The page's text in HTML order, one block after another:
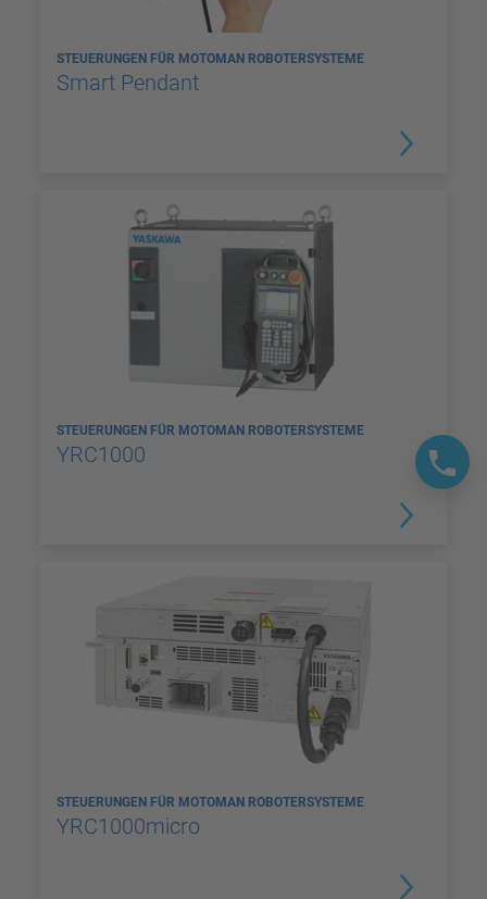
STEUERUNGEN FÜR MOTOMAN ROBOTERSYSTEME
Smart Pendant
STEUERUNGEN FÜR MOTOMAN ROBOTERSYSTEME
YRC1000
STEUERUNGEN FÜR MOTOMAN ROBOTERSYSTEME
YRC1000micro